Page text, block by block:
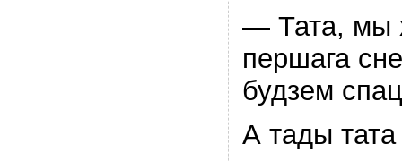
— Тата, мы
першага
будзем
А тады тата